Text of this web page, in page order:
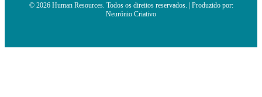
© 2026 Human Resources. Todos os direitos reservados. | Produzido por:
Neurónio Criativo